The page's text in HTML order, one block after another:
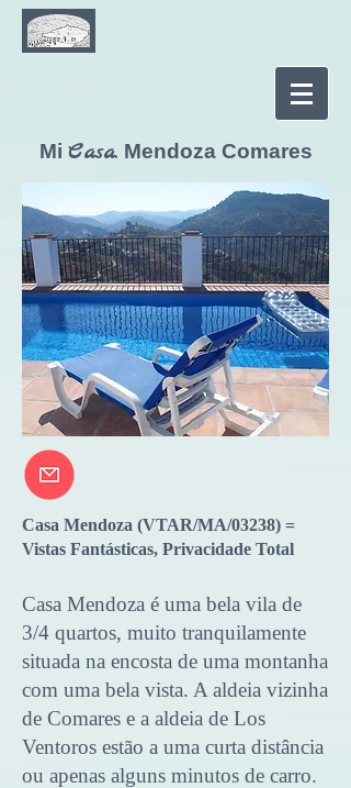
Mi Casa. Mendoza Comares
Casa Mendoza (VTAR/MA/03238) =
Vistas Fantásticas, Privacidade Total
Casa Mendoza é uma bela vila de
3/4 quartos, muito tranquilamente
situada na encosta de uma montanha
com uma bela vista. A aldeia vizinha
de Comares e a aldeia de Los
Ventoros estão a uma curta distância
ou apenas alguns minutos de carro.